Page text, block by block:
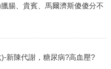
腸、貴賓、馬爾濟斯傻傻分不
新陳代謝，糖尿病?高血壓?